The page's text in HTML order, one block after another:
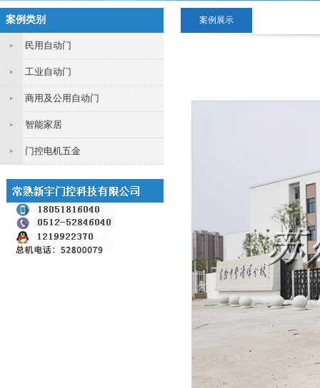
案例类别
民用自动门
工业自动门
商用及公用自动门
智能家居
门控电机五金
案例展示